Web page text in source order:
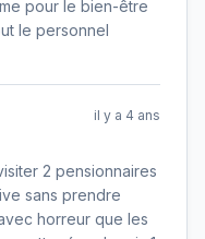
pour le bien-être
le personnel
il y a 4 ans
2 pensionnaires
sans prendre
horreur que les